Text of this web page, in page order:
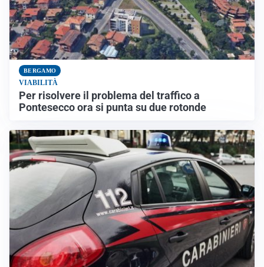
BERGAMO
VIABILITÀ
Per risolvere il problema del traffico a
Pontesecco ora si punta su due rotonde